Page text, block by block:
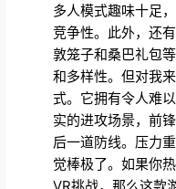
多人模式趣味十足
竞争性。此外，还
敦笼子和桑巴礼包
和多样性。但对我
式。它拥有令人难
实的进攻场景，前
后一道防线。压力
觉棒极了。如果你